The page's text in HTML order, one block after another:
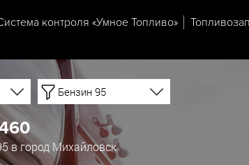
контроля «Умное Топливо»
Бензин 95
в город Михайловск